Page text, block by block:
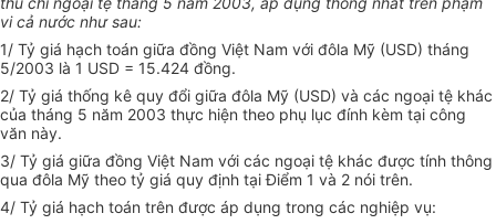
vi cả nước như sau:
1/ Tỷ giá hạch toán giữa đồng Việt Nam với đôla Mỹ (USD) tháng
5/2003 là 1 USD = 15.424 đồng.
2/ Tỷ giá thống kê quy đổi giữa đôla Mỹ (USD) và các ngoại tệ khác
của tháng 5 năm 2003 thực hiện theo phụ lục đính kèm tại công
văn này.
3/ Tỷ giá giữa đồng Việt Nam với các ngoại tệ khác được tính thông
qua đôla Mỹ theo tỷ giá quy định tại Điểm 1 và 2 nói trên.
4/ Tỷ giá hạch toán trên được áp dụng trong các nghiệp vụ: